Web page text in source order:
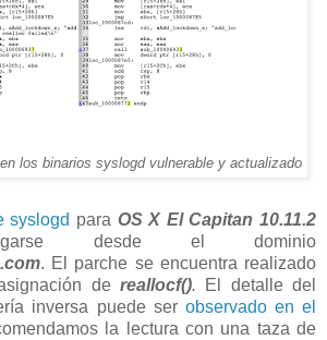
los binarios syslogd vulnerable y actualizado
syslogd para OS X El Capitan 10.11.2
desde el dominio
. El parche se encuentra realizado
de reallocf(). El detalle del
inversa puede ser observado en el
la lectura con una taza de